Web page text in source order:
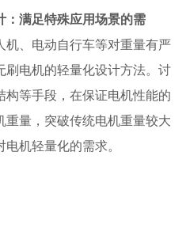
：满足特殊应用场景的需
机、电动自行车等对重量有严
电机的轻量化设计方法。讨
等手段，在保证电机性能的
量，突破传统电机重量较大
机轻量化的需求。